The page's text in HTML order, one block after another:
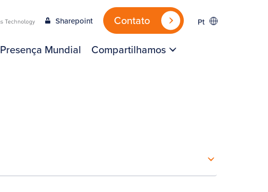
Sharepoint
Contato
Presença Mundial Compartilhamos
Pt